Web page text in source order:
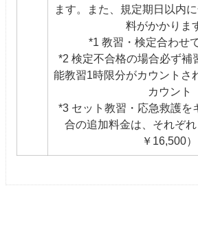
ます。また、規定期日以内
料がかかりま
*1 教習・検定合わせ
*2 検定不合格の場合必ず補
能教習1時限分がカウントさ
カウント
*3 セット教習・応急救護を
合の追加料金は、それぞ
￥16,500）